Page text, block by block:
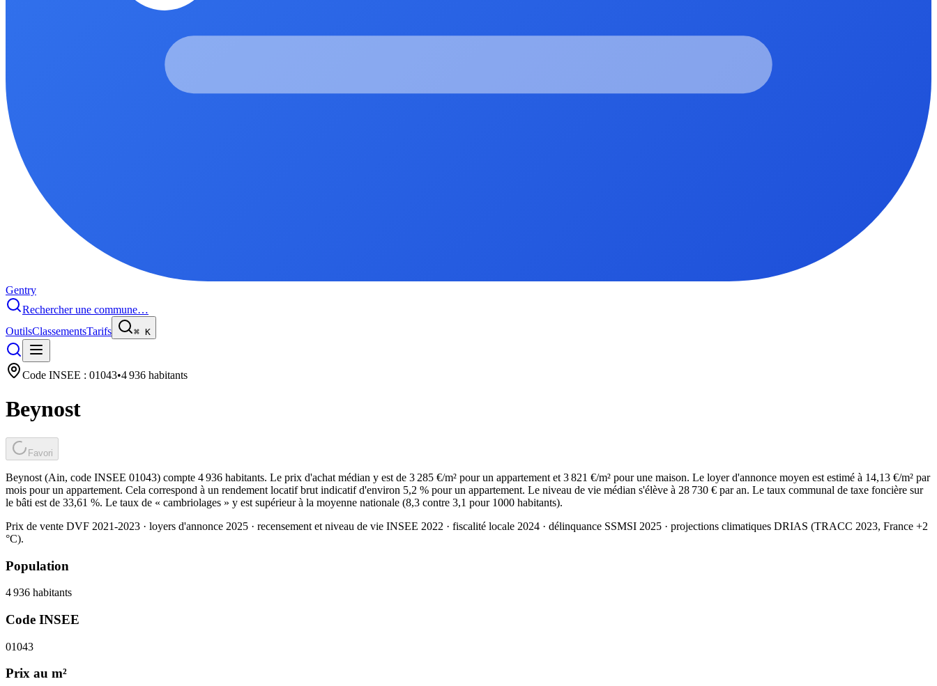
Gentry
Rechercher une commune…
OutilsClassementsTarifs ⌘ K
Code INSEE : 01043•4 936 habitants
Beynost
Favori
Beynost (Ain, code INSEE 01043) compte 4 936 habitants. Le prix d'achat médian y est de 3 285 €/m² pour un appartement et 3 821 €/m² pour une maison. Le loyer d'annonce moyen est estimé à 14,13 €/m² par
mois pour un appartement. Cela correspond à un rendement locatif brut indicatif d'environ 5,2 % pour un appartement. Le niveau de vie médian s'élève à 28 730 € par an. Le taux communal de taxe foncière sur
le bâti est de 33,61 %. Le taux de « cambriolages » y est supérieur à la moyenne nationale (8,3 contre 3,1 pour 1000 habitants).
Prix de vente DVF 2021-2023 · loyers d'annonce 2025 · recensement et niveau de vie INSEE 2022 · fiscalité locale 2024 · délinquance SSMSI 2025 · projections climatiques DRIAS (TRACC 2023, France +2
°C).
Population
4 936 habitants
Code INSEE
01043
Prix au m²